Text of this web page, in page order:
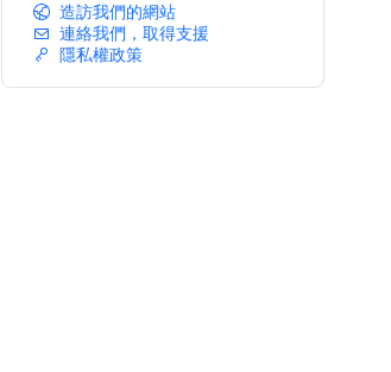
造訪我們的網站
連絡我們，取得支援
隱私權政策